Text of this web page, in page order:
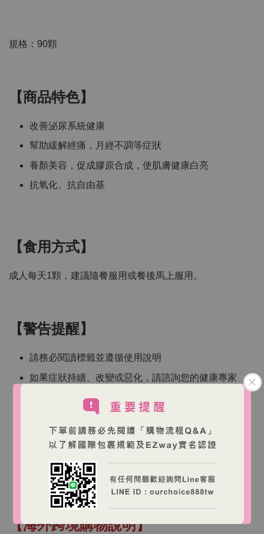
規格：90顆
【商品特色】
改善泌尿系統健康
幫助緩解經痛，月經不調等症狀
養顏美容，促成膠原合成，使肌膚健康白亮
抗氧化、抗自由基
【食用方式】
成人每天1顆，建議隨餐服用或餐後馬上服用。
【警告提醒】
請務必閱讀標籤並遵循使用說明
如果症狀持續、改變或惡化，請諮詢您的健康專家
只有當飲食攝取不足時，補充劑可能才有幫助
如果您懷孕或哺乳，請在使用前諮詢您的健康專家。
如果您有任何既往病史或正在服用任何藥物，請務必
在使用前諮詢您的醫療保健專業人員
某些產品應在任何選擇性手術前至少兩週停止使用，
請與您的健康專業人員確認
【海外跨境購物說明】